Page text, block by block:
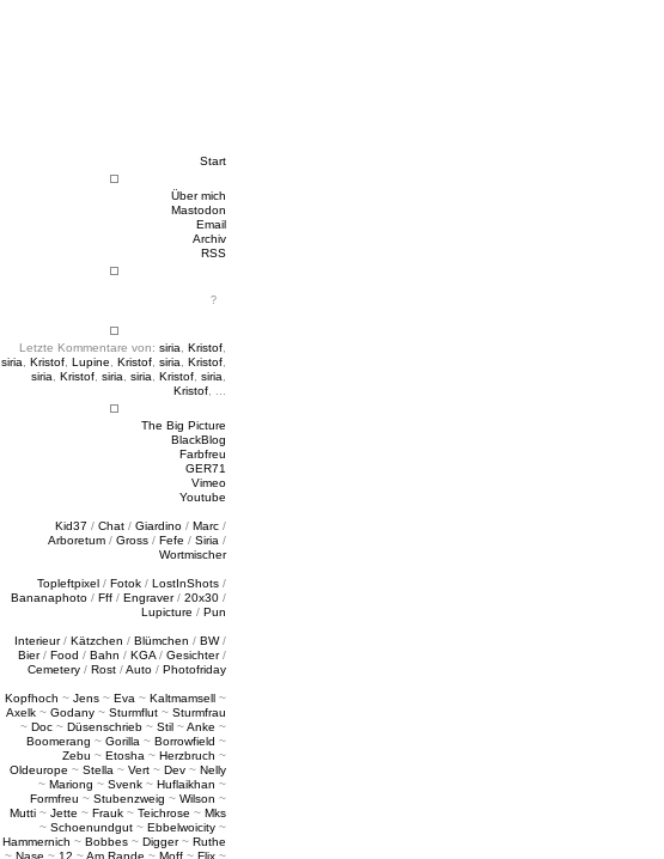
Start
Über mich
Mastodon
Email
Archiv
RSS
Letzte Kommentare von: siria Kristof
siria
Kristof Lupine Kristof siria Kristof
siria
Kristof siria siria Kristof siria
Kristof
The Big Picture
BlackBlog
Farbfreu
GER71
Vimeo
Youtube
Kid37 / Chat / Giardino / Marc /
Arboretum / Gross / Fefe / Siria /
Wortmischer
Topleftpixel / Fotok / LostInShots /
Bananaphoto / Fff / Engraver/ 20x30 /
Lupicture / Pun
Interieur/ Kätzchen / Blümchen / BW/
Bier/ Food / Bahn / KGA / Gesichter/
Cemetery / Rost /Auto / Photofriday
Kopfhoch ~ Jens ~ Eva ~ Kaltmamsell ~
Axelk ~ Godany ~ Sturmflut ~ Sturmfrau
~ Doc ~ Düsenschrieb ~ Stil ~Anke ~
Boomerang ~ Gorilla ~ Borrowfield ~
Zebu ~ Etosha ~ Herzbruch ~
Oldeurope ~ Stella ~ Vert ~ Dev ~ Nelly
~ Mariong ~ Svenk ~ Huflaikhan ~
Formfreu ~ Stubenzweig ~ Wilson ~
Mutti ~ Jette ~ Frauk ~ Teichrose ~ Mks
~ Schoenundgut ~ Ebbelwoicity ~
Hammernich ~ Bobbes ~ Digger~ Ruthe
~ Nase ~ 12 ~Am Rande ~ Moff ~ Flix ~